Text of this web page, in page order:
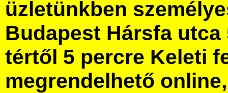
üzletünkben
Budapest Hársfa utca
tértől 5 percre Keleti
megrendelhető